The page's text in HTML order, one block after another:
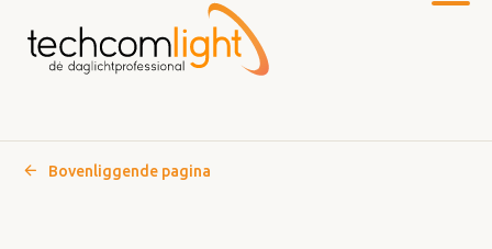
Naar
Bovenliggende pagina